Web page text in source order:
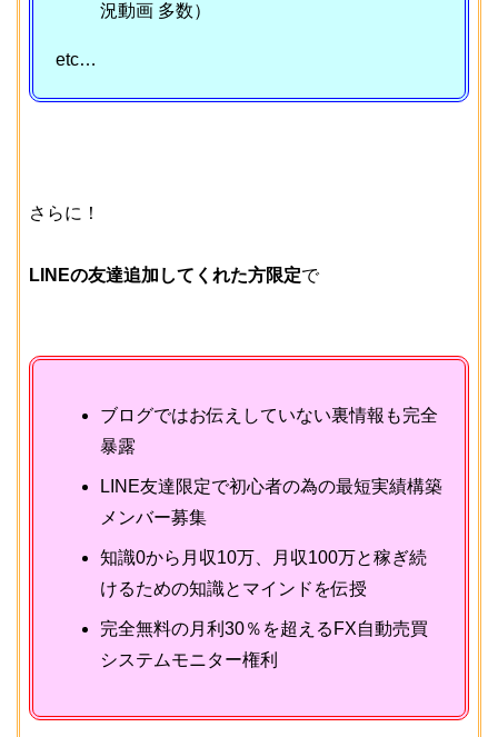
況動画 多数）
etc…
さらに！
LINEの友達追加してくれた方限定で
ブログではお伝えしていない裏情報も完全
暴露
LINE友達限定で初心者の為の最短実績構築
メンバー募集
知識0から月収10万、月収100万と稼ぎ続
けるための知識とマインドを伝授
完全無料の月利30％を超えるFX自動売買
システムモニター権利